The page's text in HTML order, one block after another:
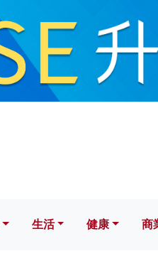
生活 健康
生活 健康 商